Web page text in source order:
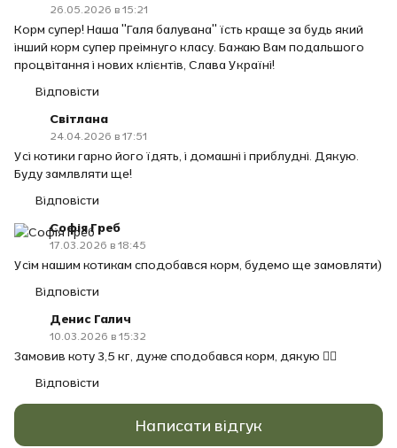
26.05.2026 в 15:21
Корм супер! Наша "Галя балувана" їсть краще за будь який
інший корм супер преімнуго класу. Бажаю Вам подальшого
процвітання і нових клієнтів, Слава Україні!
Відповісти
Світлана
24.04.2026 в 17:51
Усі котики гарно його їдять, і домашні і приблудні. Дякую.
Буду замлвляти ще!
Відповісти
Софія Греб
17.03.2026 в 18:45
Усім нашим котикам сподобався корм, будемо ще замовляти)
Відповісти
Денис Галич
10.03.2026 в 15:32
Замовив коту 3,5 кг, дуже сподобався корм, дякую 👌🏽
Відповісти
Написати відгук